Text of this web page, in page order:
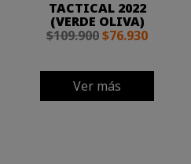
TACTICAL 2022
(VERDE OLIVA)
$109.900$76.930
Ver más